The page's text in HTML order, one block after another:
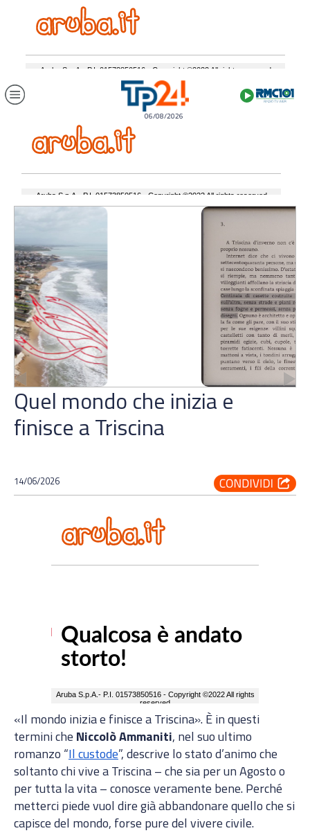
06/08/2026
Quel mondo che inizia e
finisce a Triscina
14/06/2026
«Il mondo inizia e finisce a Triscina». È in questi
termini che Niccolò Ammaniti, nel suo ultimo
romanzo “Il custode”, descrive lo stato d’animo che
soltanto chi vive a Triscina – che sia per un Agosto o
per tutta la vita – conosce veramente bene. Perché
metterci piede vuol dire già abbandonare quello che si
capisce del mondo, forse pure del vivere civile.